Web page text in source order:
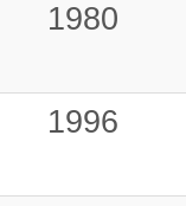
1980
1996